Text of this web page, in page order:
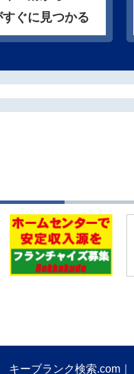
ぐに見つかる
キーブランク検索.com